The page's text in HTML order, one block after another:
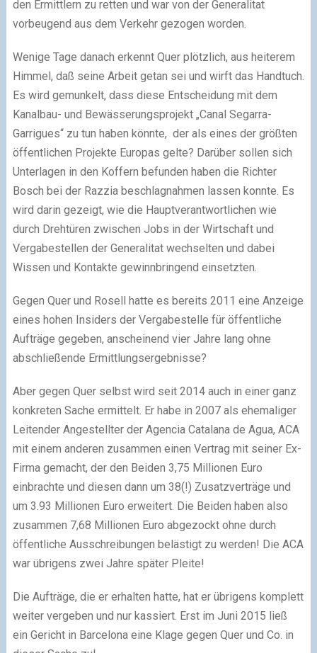
den Ermittlern zu retten und war von der Generalitat
vorbeugend aus dem Verkehr gezogen worden.
Wenige Tage danach erkennt Quer plötzlich, aus heiterem
Himmel, daß seine Arbeit getan sei und wirft das Handtuch.
Es wird gemunkelt, dass diese Entscheidung mit dem
Kanalbau- und Bewässerungsprojekt „Canal Segarra-
Garrigues“ zu tun haben könnte, der als eines der größten
öffentlichen Projekte Europas gelte? Darüber sollen sich
Unterlagen in den Koffern befunden haben die Richter
Bosch bei der Razzia beschlagnahmen lassen konnte. Es
wird darin gezeigt, wie die Hauptverantwortlichen wie
durch Drehtüren zwischen Jobs in der Wirtschaft und
Vergabestellen der Generalitat wechselten und dabei
Wissen und Kontakte gewinnbringend einsetzten.
Gegen Quer und Rosell hatte es bereits 2011 eine Anzeige
eines hohen Insiders der Vergabestelle für öffentliche
Aufträge gegeben, anscheinend vier Jahre lang ohne
abschließende Ermittlungsergebnisse?
Aber gegen Quer selbst wird seit 2014 auch in einer ganz
konkreten Sache ermittelt. Er habe in 2007 als ehemaliger
Leitender Angestellter der Agencia Catalana de Agua, ACA
mit einem anderen zusammen einen Vertrag mit seiner Ex-
Firma gemacht, der den Beiden 3,75 Millionen Euro
einbrachte und diesen dann um 38(!) Zusatzverträge und
um 3.93 Millionen Euro erweitert. Die Beiden haben also
zusammen 7,68 Millionen Euro abgezockt ohne durch
öffentliche Ausschreibungen belästigt zu werden! Die ACA
war übrigens zwei Jahre später Pleite!
Die Aufträge, die er erhalten hatte, hat er übrigens komplett
weiter vergeben und nur kassiert. Erst im Juni 2015 ließ
ein Gericht in Barcelona eine Klage gegen Quer und Co. in